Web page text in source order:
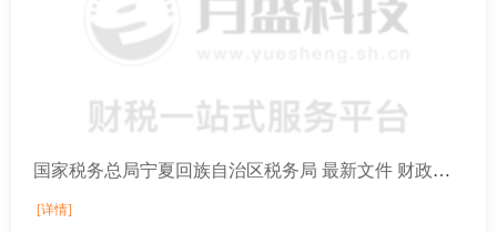
国家税务总局宁夏回族自治区税务局 最新文件 财政部 税务总局关于继续实施农村饮水安全工程税收优惠政策的公告
[详情]